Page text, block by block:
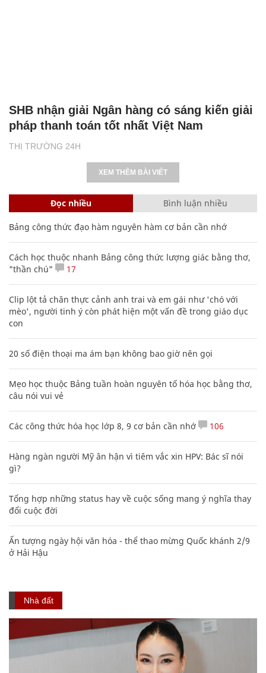
THỊ TRƯỜNG 24H
SHB nhận giải Ngân hàng có sáng kiến giải
pháp thanh toán tốt nhất Việt Nam
XEM THÊM BÀI VIẾT
Đọc nhiều Bình luận nhiều
Bảng công thức đạo hàm nguyên hàm cơ bản cần nhớ
Cách học thuộc nhanh Bảng công thức lượng giác bằng thơ,
"thần chú"
17
Clip lột tả chân thực cảnh anh trai và em gái như 'chó với
mèo', người tinh ý còn phát hiện một vấn đề trong giáo dục
con
20 số điện thoại ma ám bạn không bao giờ nên gọi
Mẹo học thuộc Bảng tuần hoàn nguyên tố hóa học bằng thơ,
câu nói vui vẻ
Các công thức hóa học lớp 8, 9 cơ bản cần nhớ 106
Hàng ngàn người Mỹ ân hận vì tiêm vắc xin HPV: Bác sĩ nói
gì?
Tổng hợp những status hay về cuộc sống mang ý nghĩa thay
đổi cuộc đời
Ấn tượng ngày hội văn hóa - thể thao mừng Quốc khánh 2/9
ở Hải Hậu
Nhà đất